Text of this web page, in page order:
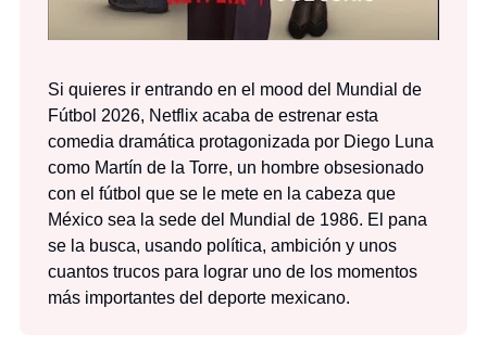
Si quieres ir entrando en el mood del Mundial de
Fútbol 2026, Netflix acaba de estrenar esta
comedia dramática protagonizada por Diego Luna
como Martín de la Torre, un hombre obsesionado
con el fútbol que se le mete en la cabeza que
México sea la sede del Mundial de 1986. El pana
se la busca, usando política, ambición y unos
cuantos trucos para lograr uno de los momentos
más importantes del deporte mexicano.